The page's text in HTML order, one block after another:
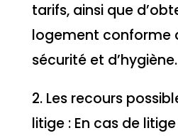
tarifs, ainsi que
logement conforme
sécurité et d’hygiène.
2. Les recours
litige : En cas de